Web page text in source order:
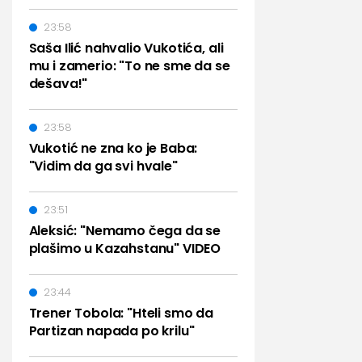
Saša Ilić nahvalio Vukotića, ali
mu i zamerio: "To ne sme da se
dešava!"
23:58
Vukotić ne zna ko je Baba:
"Vidim da ga svi hvale"
23:58
Aleksić: "Nemamo čega da se
plašimo u Kazahstanu" VIDEO
23:51
Trener Tobola: "Hteli smo da
Partizan napada po krilu"
23:44